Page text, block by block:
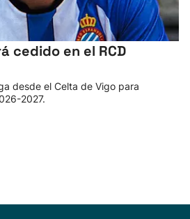
cedido en el RCD
desde el Celta de Vigo para
2027.